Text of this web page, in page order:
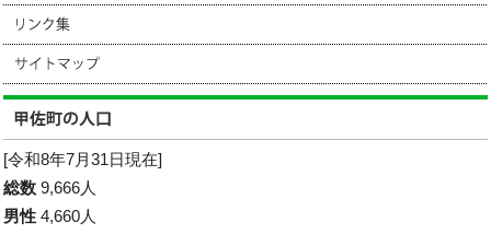
[令和8年7月31日現在]
総数 9,666人
男性 4,660人